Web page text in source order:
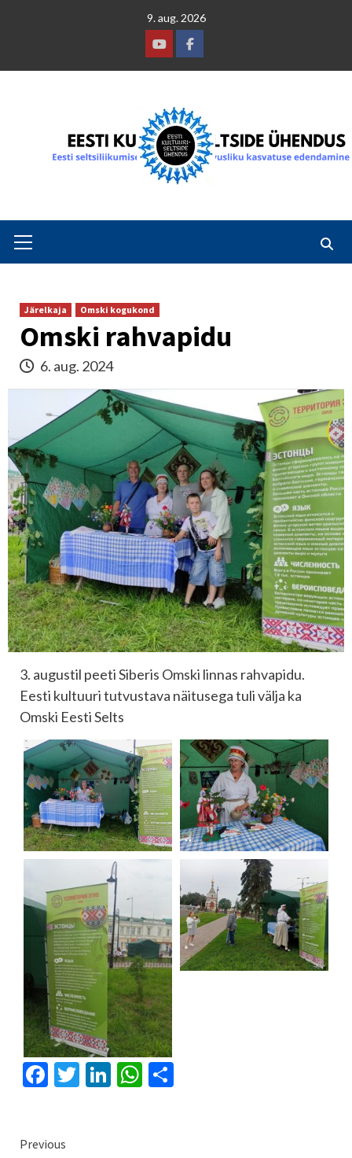
9. aug. 2026
YoutubeFacebook
Menu
Järelkaja Omski kogukond
Omski rahvapidu
6. aug. 2024
3. augustil peeti Siberis Omski linnas rahvapidu.
Eesti kultuuri tutvustava näitusega tuli välja ka
Omski Eesti Selts
Facebook
Twitter
LinkedIn
WhatsApp
Continue
Previous